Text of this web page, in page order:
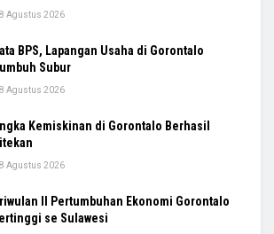
8 Agustus 2026
BPS, Lapangan Usaha di Gorontalo
Subur
8 Agustus 2026
Kemiskinan di Gorontalo Berhasil
8 Agustus 2026
II Pertumbuhan Ekonomi Gorontalo
se Sulawesi